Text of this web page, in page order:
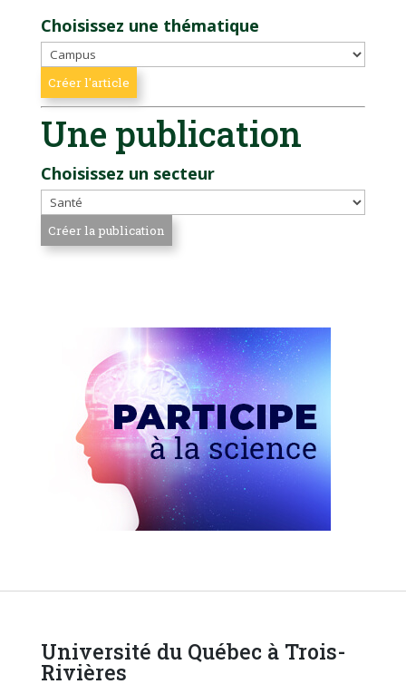
Choisissez une thématique
Une publication
Choisissez un secteur
Université du Québec à Trois-
Rivières